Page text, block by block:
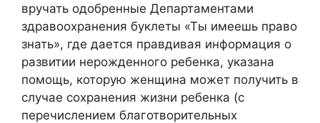
вручать одобренные Департаментами
здравоохранения буклеты «Ты имеешь право
знать», где дается правдивая информация о
развитии нерожденного ребенка, указана
помощь, которую женщина может получить в
случае сохранения жизни ребенка (с
перечислением благотворительных